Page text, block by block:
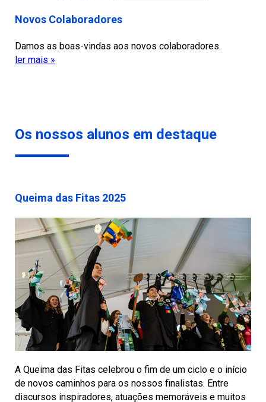
Novos Colaboradores
Damos as boas-vindas aos novos colaboradores.
ler mais »
Os nossos alunos em destaque
Queima das Fitas 2025
A Queima das Fitas celebrou o fim de um ciclo e o início
de novos caminhos para os nossos finalistas. Entre
discursos inspiradores, atuações memoráveis e muitos